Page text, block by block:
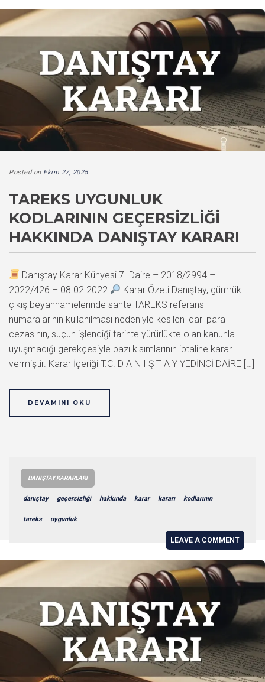
Posted on Ekim 27, 2025
TAREKS UYGUNLUK
KODLARININ GEÇERSIZLIĞI
HAKKINDA DANIŞTAY KARARI
Danıştay Karar Künyesi 7. Daire – 2018/2994 –
2022/426 – 08.02.2022
Karar Özeti Danıştay, gümrük
çıkış beyannamelerinde sahte TAREKS referans
numaralarının kullanılması nedeniyle kesilen idari para
cezasının, suçun işlendiği tarihte yürürlükte olan kanunla
uyuşmadığı gerekçesiyle bazı kısımlarının iptaline karar
vermiştir. Karar İçeriği T.C. D A N I Ş T A Y YEDİNCİ DAİRE […]
DEVAMINI OKU
DANIŞTAY KARARLARI
danıştay geçersizliği hakkında karar kararı kodlarının
tareks uygunluk
LEAVE A COMMENT